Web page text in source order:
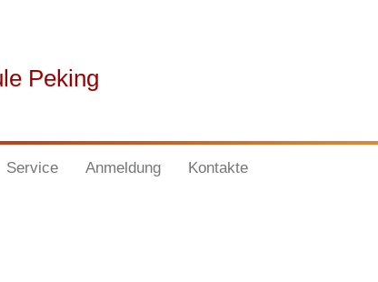
Peking
Service Anmeldung Kontakte